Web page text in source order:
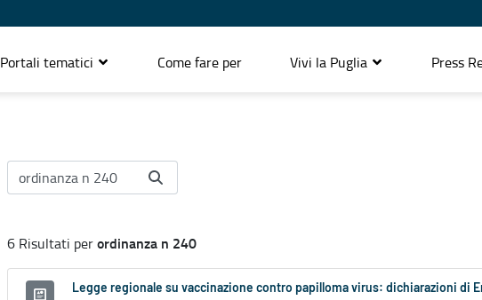
Portali tematici Come fare per Vivi la Puglia Press
6 Risultati perordinanza n 240
Legge regionale su vaccinazione contro papilloma virus: dichiarazioni di